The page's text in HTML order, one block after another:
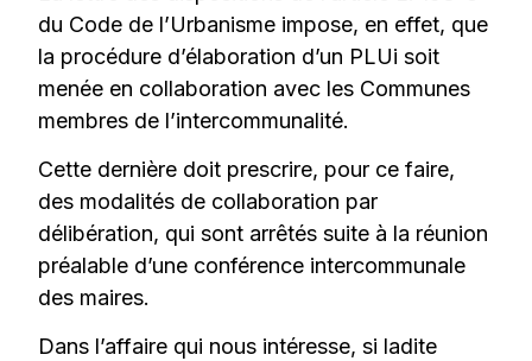
du Code de l’Urbanisme impose, en effet, que
la procédure d’élaboration d’un PLUi soit
menée en collaboration avec les Communes
membres de l’intercommunalité.
Cette dernière doit prescrire, pour ce faire,
des modalités de collaboration par
délibération, qui sont arrêtés suite à la réunion
préalable d’une conférence intercommunale
des maires.
Dans l’affaire qui nous intéresse, si ladite